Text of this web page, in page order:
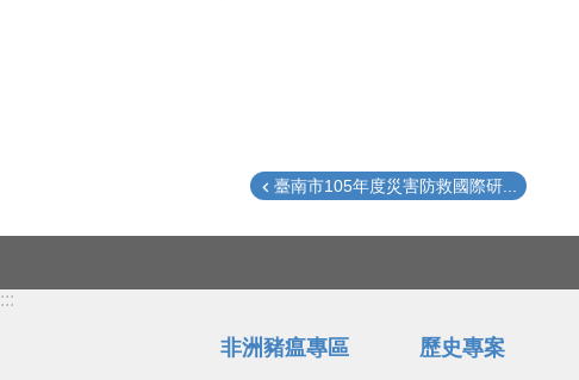
臺南市105年度災害防救國際研...
:::
非洲豬瘟專區 歷史專案